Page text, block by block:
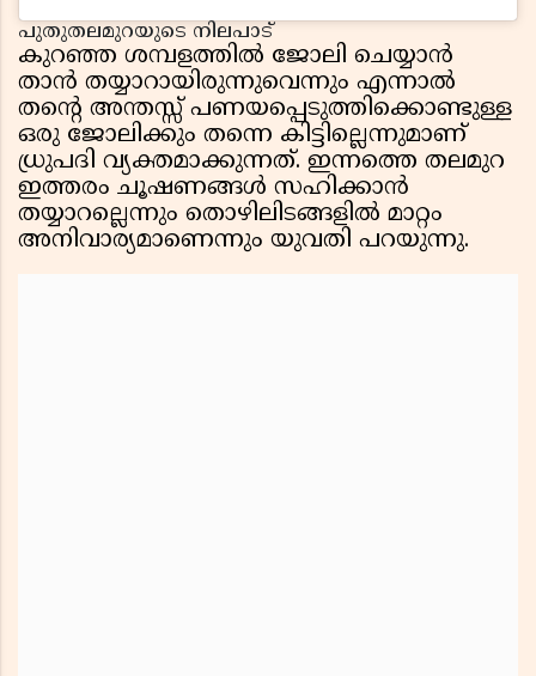
പുതുതലമുറയുടെ നിലപാട്
കുറഞ്ഞ ശമ്പളത്തിൽ ജോലി ചെയ്യാൻ
താൻ തയ്യാറായിരുന്നുവെന്നും എന്നാൽ
തൻ്റെ അന്തസ്സ് പണയപ്പെടുത്തിക്കൊണ്ടുള്ള
ഒരു ജോലിക്കും തന്നെ കിട്ടില്ലെന്നുമാണ്
ധ്രുപദി വ്യക്തമാക്കുന്നത്. ഇന്നത്തെ തലമുറ
ഇത്തരം ചൂഷണങ്ങൾ സഹിക്കാൻ
തയ്യാറല്ലെന്നും തൊഴിലിടങ്ങളിൽ മാറ്റം
അനിവാര്യമാണെന്നും യുവതി പറയുന്നു.